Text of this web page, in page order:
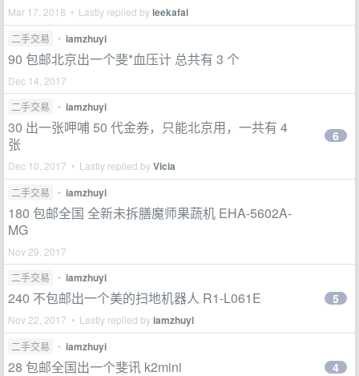
Mar 17, 2018 • Lastly replied byleekafai
二手交易 • iamzhuyi
90 包邮北京出一个斐*血压计 总共有 3 个
Dec 14, 2017
二手交易
• iamzhuyi
30 出一张呷哺 50 代金券，只能北京用，一共有 4
张
Dec 10, 2017 • Lastly replied byVicia
6
二手交易 • iamzhuyi
180 包邮全国 全新未拆膳魔师果蔬机 EHA-5602A-
MG
Nov 29, 2017
二手交易
• iamzhuyi
240 不包邮出一个美的扫地机器人 R1-L061E
Nov 22, 2017 • Lastly replied byiamzhuyi
5
二手交易 • iamzhuyi
28 包邮全国出一个斐讯 k2mini 4